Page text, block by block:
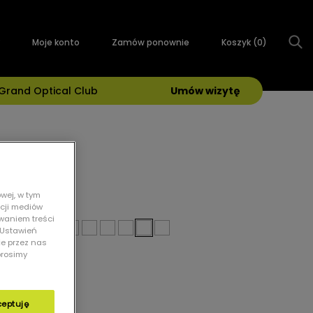
Moje konto Zamów ponownie Koszyk (0)
Optical Club Umów wizytę
w tym
mediów
treści
przez nas